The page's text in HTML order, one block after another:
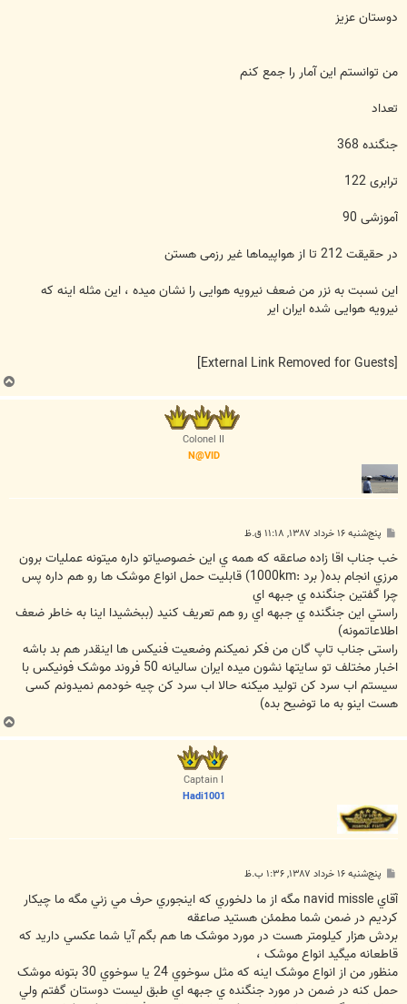
ت
دوستان عزيز
من توانستم اين آمار را جمع کنم
تعداد
جنگنده 368
ترابری 122
آموزشی 90
در حقيقت 212 تا از هواپيماها غير رزمی هستن
اين نسبت به نزر من ضعف نيرويه هوايی را نشان ميده ، اين مثله اينه که
نيرويه هوايی شده ايران اير
ب
ا
Colonel II
N@VID
پ
ت
پنج‌شنبه ۱۶ خرداد ۱۳۸۷, ۱۱:۱۸ ق.ظ
خب جناب اقا زاده صاعقه که همه ي اين خصوصياتو داره ميتونه عمليات برون
مرزي انجام بده( برد :1000km) قابليت حمل انواع موشک ها رو هم داره پس
چرا گفتين جنگنده ي جبهه اي
راستي اين جنگنده ي جبهه اي رو هم تعريف کنيد (ببخشيدا اينا به خاطر ضعف
اطلاعاتمونه)
راستی جناب تاپ گان من فکر نمیکنم وضعیت فنیکس ها اینقدر هم بد باشه
اخبار مختلف تو سایتها نشون میده ایران سالیانه 50 فروند موشک فونیکس با
سیستم اب سرد کن تولید میکنه حالا اب سرد کن چیه خودمم نمیدونم کسی
هست اینو به ما توضیح بده)
ب
ا
Captain I
Hadi1001
پ
ت
پنج‌شنبه ۱۶ خرداد ۱۳۸۷, ۱:۳۶ ب.ظ
آقاي navid missle مگه از ما دلخوري که اينجوري حرف مي زني مگه ما چيکار
کرديم در ضمن شما مطمئن هستيد صاعقه
بردش هزار کيلومتر هست در مورد موشک ها هم بگم آيا شما عکسي داريد که
قاطعانه ميگيد انواع موشک ،
منظور من از انواع موشک اينه که مثل سوخوي 24 يا سوخوي 30 بتونه موشک
حمل کنه در ضمن در مورد جنگنده ي جبهه اي طبق ليست دوستان گفتم ولي